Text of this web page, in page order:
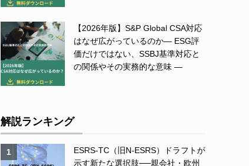
【2026年版】S&P Global CSA対応
はなぜ広がっているのか― ESG評
価だけではない、SSBJ基準対応と
の関係やその実務的な意味 ―
解説ランキング
1
ESRS-TC（旧N-ESRS）ドラフトが
示す新たな選択肢──親会社・欧州